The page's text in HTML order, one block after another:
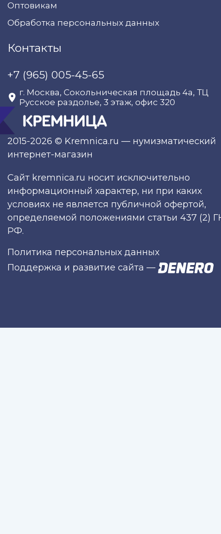
2015-2026 © Kremnica.ru — нумизматический
интернет-магазин
Оптовикам
Обработка персональных данных
Контакты
+7 (965) 005-45-65
г. Москва, Сокольническая площадь 4а, ТЦ
Русское раздолье, 3 этаж, офис 320
Сайт kremnica.ru носит исключительно
информационный характер, ни при каких
условиях не является публичной офертой,
определяемой положениями статьи 437 (2)
РФ.
Политика персональных данных
Поддержка и развитие сайта —